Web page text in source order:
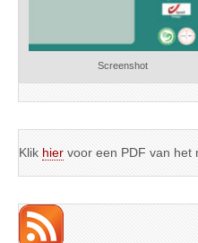
Screenshot
Klik hier voor een PDF van het